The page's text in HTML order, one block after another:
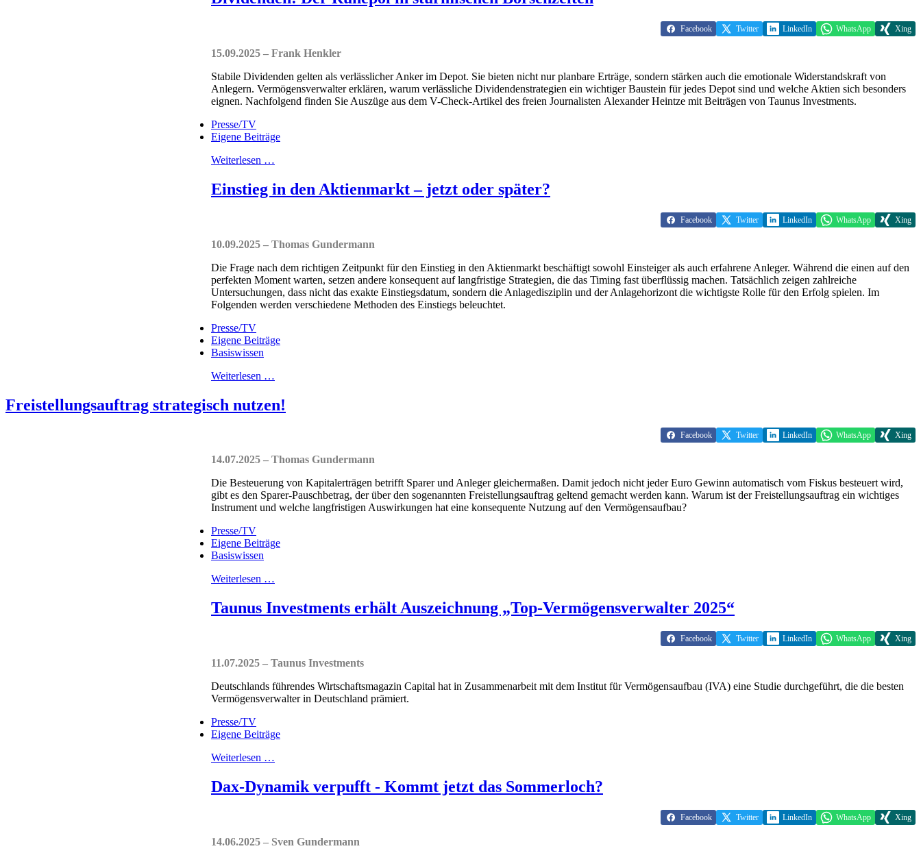
Facebook Twitter LinkedIn WhatsApp Xing
15.09.2025 – Frank Henkler
Stabile Dividenden gelten als verlässlicher Anker im Depot. Sie bieten nicht nur planbare Erträge, sondern stärken auch die emotionale Widerstandskraft von
Anlegern. Vermögensverwalter erklären, warum verlässliche Dividendenstrategien ein wichtiger Baustein für jedes Depot sind und welche Aktien sich besonders
eignen. Nachfolgend finden Sie Auszüge aus dem V-Check-Artikel des freien Journalisten Alexander Heintze mit Beiträgen von Taunus Investments.
Presse/TV
Eigene Beiträge
Weiterlesen …
Einstieg in den Aktienmarkt – jetzt oder später?
Facebook Twitter LinkedIn WhatsApp Xing
10.09.2025 – Thomas Gundermann
Die Frage nach dem richtigen Zeitpunkt für den Einstieg in den Aktienmarkt beschäftigt sowohl Einsteiger als auch erfahrene Anleger. Während die einen auf den
perfekten Moment warten, setzen andere konsequent auf langfristige Strategien, die das Timing fast überflüssig machen. Tatsächlich zeigen zahlreiche
Untersuchungen, dass nicht das exakte Einstiegsdatum, sondern die Anlagedisziplin und der Anlagehorizont die wichtigste Rolle für den Erfolg spielen. Im
Folgenden werden verschiedene Methoden des Einstiegs beleuchtet.
Presse/TV
Eigene Beiträge
Basiswissen
Weiterlesen …
Freistellungsauftrag strategisch nutzen!
Facebook Twitter LinkedIn WhatsApp Xing
14.07.2025 – Thomas Gundermann
Die Besteuerung von Kapitalerträgen betrifft Sparer und Anleger gleichermaßen. Damit jedoch nicht jeder Euro Gewinn automatisch vom Fiskus besteuert wird,
gibt es den Sparer-Pauschbetrag, der über den sogenannten Freistellungsauftrag geltend gemacht werden kann. Warum ist der Freistellungsauftrag ein wichtiges
Instrument und welche langfristigen Auswirkungen hat eine konsequente Nutzung auf den Vermögensaufbau?
Presse/TV
Eigene Beiträge
Basiswissen
Weiterlesen …
Taunus Investments erhält Auszeichnung „Top-Vermögensverwalter 2025“
Facebook Twitter LinkedIn WhatsApp Xing
11.07.2025 – Taunus Investments
Deutschlands führendes Wirtschaftsmagazin Capital hat in Zusammenarbeit mit dem Institut für Vermögensaufbau (IVA) eine Studie durchgeführt, die die besten
Vermögensverwalter in Deutschland prämiert.
Presse/TV
Eigene Beiträge
Weiterlesen …
Dax-Dynamik verpufft - Kommt jetzt das Sommerloch?
Facebook Twitter LinkedIn WhatsApp Xing
14.06.2025 – Sven Gundermann